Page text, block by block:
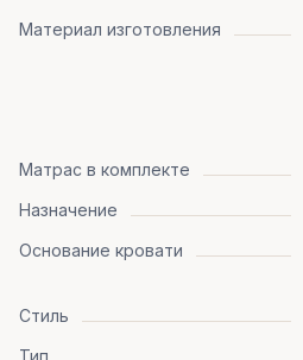
Материал изготовления
Матрас в комплекте
Назначение
Основание кровати
Стиль
Тип